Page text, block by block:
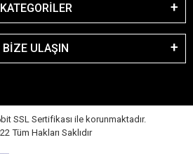
KATEGORİLER
BİZE ULAŞIN
SSL Sertifikası ile korunmaktadır.
Tüm Hakları Saklıdır